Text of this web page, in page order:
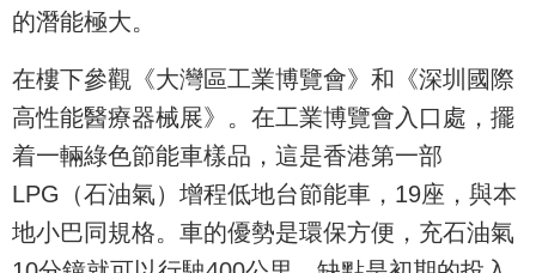
的潛能極大。
在樓下參觀《大灣區工業博覽會》和《深圳國際
高性能醫療器械展》。在工業博覽會入口處，擺
着一輛綠色節能車樣品，這是香港第一部
LPG（石油氣）增程低地台節能車，19座，與本
地小巴同規格。車的優勢是環保方便，充石油氣